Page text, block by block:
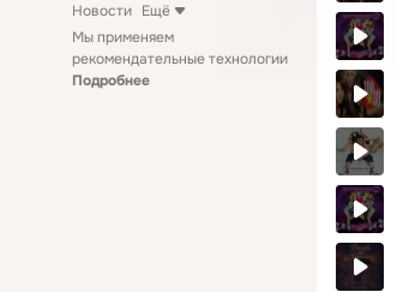
Новости Ещё
Мы применяем
рекомендательные технологии
Подробнее